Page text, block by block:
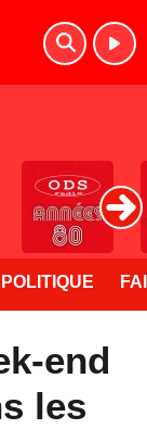
POLITIQUE
end
les